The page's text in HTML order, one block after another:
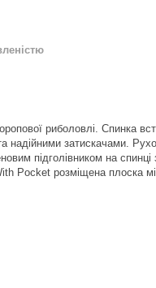
риболовлі. Спинка
надійними затискачами.
підголівником на
Pocket розміщена плоска